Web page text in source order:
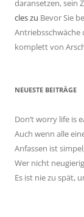
daransetzen, sein
cleszu Bevor Sie
Antriebsschwäche
komplett von
NEUESTE BEITRÄGE
Don’t worry life is
Auch wenn alle
Anfassen ist
Wer nicht
Es ist nie zu spät,